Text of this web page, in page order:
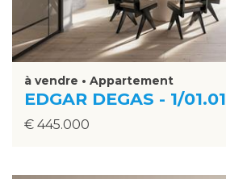
à vendre • Appartement
EDGAR DEGAS - 1/01.01
€ 445.000